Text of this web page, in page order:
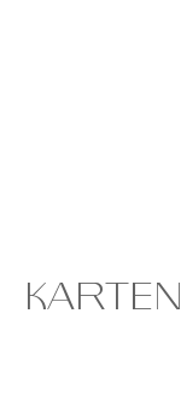
KARTEN